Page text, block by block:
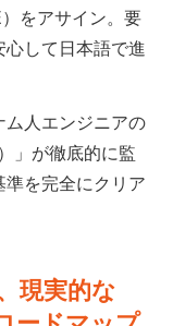
をアサイン。要
して日本語で進
ム人エンジニアの
」が徹底的に監
を完全にクリア
現実的な